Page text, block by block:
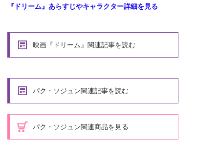
『ドリーム』あらすじやキャラクター詳細を見る
映画『ドリーム』関連記事を読む
パク・ソジュン関連記事を読む
パク・ソジュン関連商品を見る